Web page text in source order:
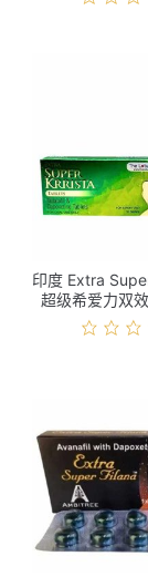
印度 Extra
超级希爱力双